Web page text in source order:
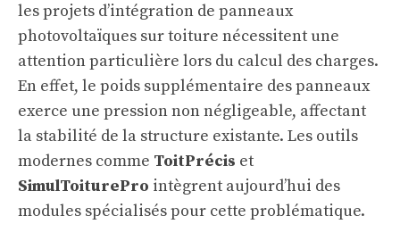
les projets d’intégration de panneaux
photovoltaïques sur toiture nécessitent une
attention particulière lors du calcul des charges.
En effet, le poids supplémentaire des panneaux
exerce une pression non négligeable, affectant
la stabilité de la structure existante. Les outils
modernes comme ToitPrécis et
SimulToiturePro intègrent aujourd’hui des
modules spécialisés pour cette problématique.